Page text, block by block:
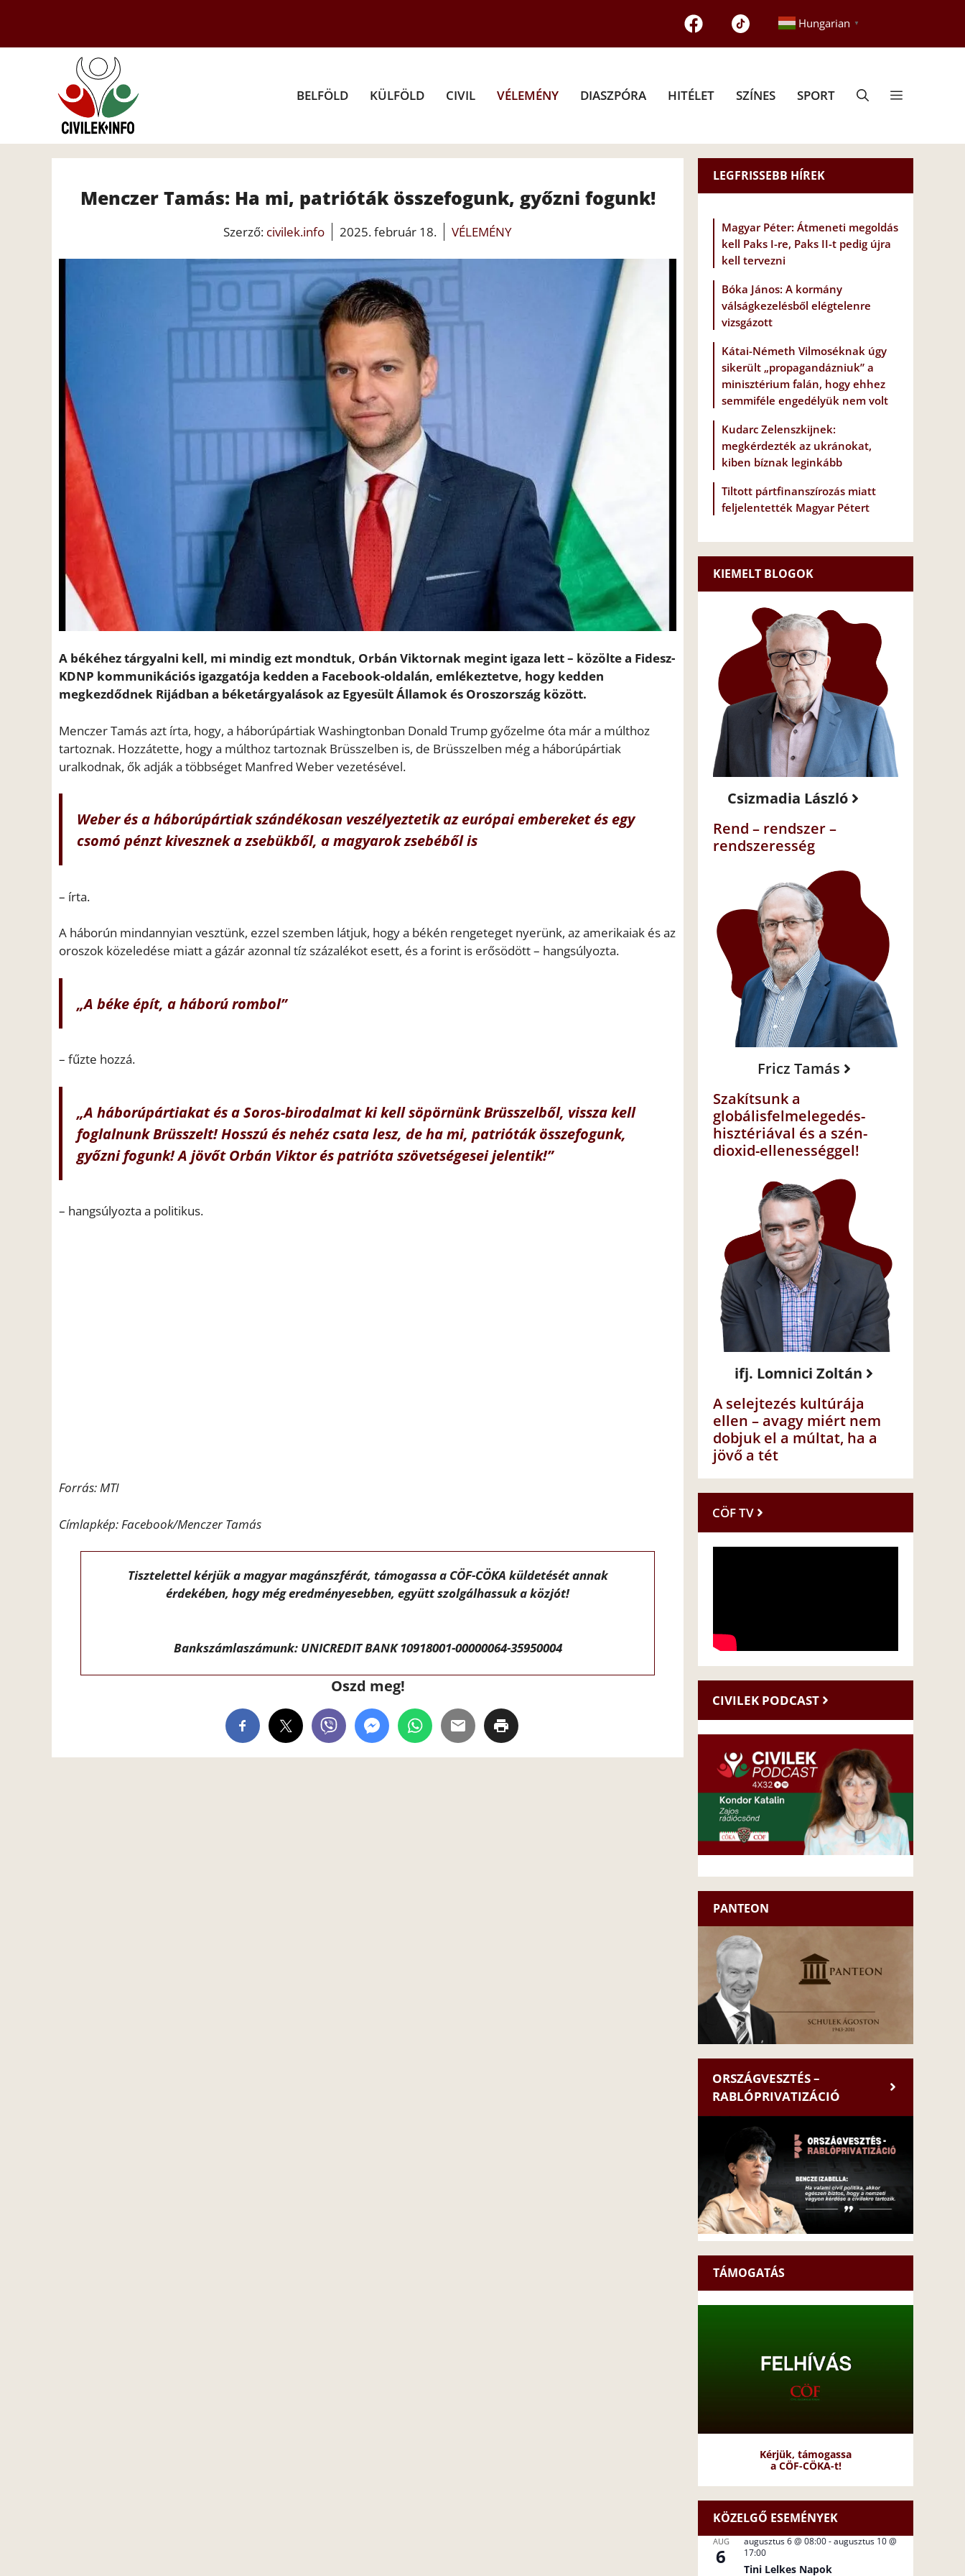
tartalomba
Hungarian ▼
BELFÖLD KÜLFÖLD CIVIL VÉLEMÉNY DIASZPÓRA HITÉLET SZÍNES SPORT
Menczer Tamás: Ha mi, patrióták összefogunk, győzni fogunk!
Szerző: civilek.info 2025. február 18. VÉLEMÉNY
A békéhez tárgyalni kell, mi mindig ezt mondtuk, Orbán Viktornak megint igaza lett – közölte a Fidesz-
KDNP kommunikációs igazgatója kedden a Facebook-oldalán, emlékeztetve, hogy kedden
megkezdődnek Rijádban a béketárgyalások az Egyesült Államok és Oroszország között.
Menczer Tamás azt írta, hogy, a háborúpártiak Washingtonban Donald Trump győzelme óta már a múlthoz
tartoznak. Hozzátette, hogy a múlthoz tartoznak Brüsszelben is, de Brüsszelben még a háborúpártiak
uralkodnak, ők adják a többséget Manfred Weber vezetésével.
Weber és a háborúpártiak szándékosan veszélyeztetik az európai embereket és egy
csomó pénzt kivesznek a zsebükből, a magyarok zsebéből is
– írta.
A háborún mindannyian vesztünk, ezzel szemben látjuk, hogy a békén rengeteget nyerünk, az amerikaiak és az
oroszok közeledése miatt a gázár azonnal tíz százalékot esett, és a forint is erősödött – hangsúlyozta.
„A béke épít, a háború rombol”
– fűzte hozzá.
„A háborúpártiakat és a Soros-birodalmat ki kell söpörnünk Brüsszelből, vissza kell
foglalnunk Brüsszelt! Hosszú és nehéz csata lesz, de ha mi, patrióták összefogunk,
győzni fogunk! A jövőt Orbán Viktor és patrióta szövetségesei jelentik!”
– hangsúlyozta a politikus.
Forrás: MTI
Címlapkép: Facebook/Menczer Tamás
Tisztelettel kérjük a magyar magánszférát, támogassa a CÖF-CÖKA küldetését annak
érdekében, hogy még eredményesebben, együtt szolgálhassuk a közjót!
Bankszámlaszámunk: UNICREDIT BANK 10918001-00000064-35950004
Oszd meg!
LEGFRISSEBB HÍREK
Magyar Péter: Átmeneti megoldás
kell Paks I-re, Paks II-t pedig újra
kell tervezni
Bóka János: A kormány
válságkezelésből elégtelenre
vizsgázott
Kátai-Németh Vilmoséknak úgy
sikerült „propagandázniuk” a
minisztérium falán, hogy ehhez
semmiféle engedélyük nem volt
Kudarc Zelenszkijnek:
megkérdezték az ukránokat,
kiben bíznak leginkább
Tiltott pártfinanszírozás miatt
feljelentették Magyar Pétert
KIEMELT BLOGOK
Csizmadia László
Rend – rendszer –
rendszeresség
Fricz Tamás
Szakítsunk a
globálisfelmelegedés-
hisztériával és a szén-
dioxid-ellenességgel!
ifj. Lomnici Zoltán
A selejtezés kultúrája
ellen – avagy miért nem
dobjuk el a múltat, ha a
jövő a tét
CÖF TV
CIVILEK PODCAST
PANTEON
ORSZÁGVESZTÉS –
RABLÓPRIVATIZÁCIÓ
TÁMOGATÁS
Kérjük, támogassa
a CÖF-CÖKA-t!
KÖZELGŐ ESEMÉNYEK
AUG
6
augusztus 6 @ 08:00-augusztus 10 @
17:00
Tini Lelkes Napok